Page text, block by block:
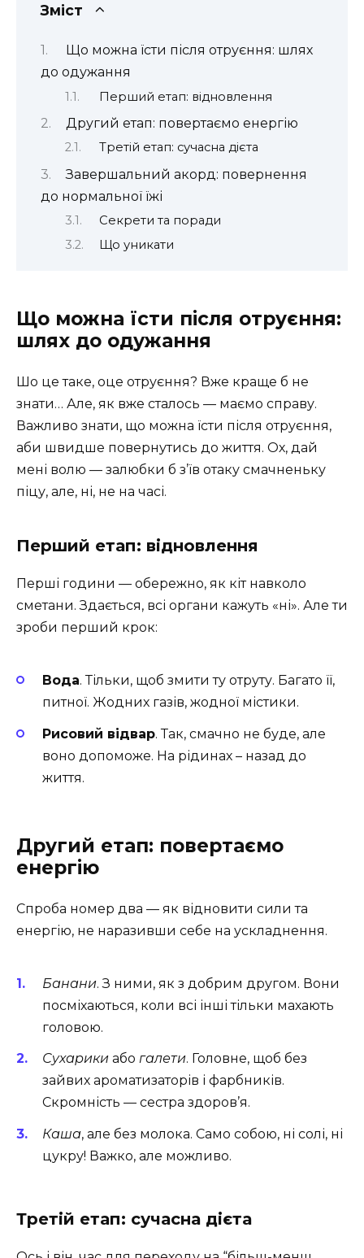
Зміст
Що можна їсти після отруєння: шлях
до одужання
Перший етап: відновлення
Другий етап: повертаємо енергію
Третій етап: сучасна дієта
Завершальний акорд: повернення
до нормальної їжі
Секрети та поради
Що уникати
Що можна їсти після отруєння:
шлях до одужання
Шо це таке, оце отруєння? Вже краще б не
знати… Але, як вже сталось — маємо справу.
Важливо знати, що можна їсти після отруєння,
аби швидше повернутись до життя. Ох, дай
мені волю — залюбки б з’їв отаку смачненьку
піцу, але, ні, не на часі.
Перший етап: відновлення
Перші години — обережно, як кіт навколо
сметани. Здається, всі органи кажуть «ні». Але ти
зроби перший крок:
Вода. Тільки, щоб змити ту отруту. Багато її,
питної. Жодних газів, жодної містики.
Рисовий відвар. Так, смачно не буде, але
воно допоможе. На рідинах – назад до
життя.
Другий етап: повертаємо
енергію
Спроба номер два — як відновити сили та
енергію, не наразивши себе на ускладнення.
Банани. З ними, як з добрим другом. Вони
посміхаються, коли всі інші тільки махають
головою.
Сухарики або галети. Головне, щоб без
зайвих ароматизаторів і фарбників.
Скромність — сестра здоров’я.
Каша, але без молока. Само собою, ні солі, ні
цукру! Важко, але можливо.
Третій етап: сучасна дієта